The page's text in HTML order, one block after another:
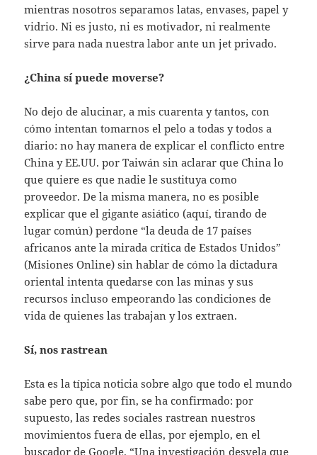
mientras nosotros separamos latas, envases, papel y
vidrio. Ni es justo, ni es motivador, ni realmente
sirve para nada nuestra labor ante un jet privado.
¿China sí puede moverse?
No dejo de alucinar, a mis cuarenta y tantos, con
cómo intentan tomarnos el pelo a todas y todos a
diario: no hay manera de explicar el conflicto entre
China y EE.UU. por Taiwán sin aclarar que China lo
que quiere es que nadie le sustituya como
proveedor. De la misma manera, no es posible
explicar que el gigante asiático (aquí, tirando de
lugar común) perdone “la deuda de 17 países
africanos ante la mirada crítica de Estados Unidos”
(Misiones Online) sin hablar de cómo la dictadura
oriental intenta quedarse con las minas y sus
recursos incluso empeorando las condiciones de
vida de quienes las trabajan y los extraen.
Sí, nos rastrean
Esta es la típica noticia sobre algo que todo el mundo
sabe pero que, por fin, se ha confirmado: por
supuesto, las redes sociales rastrean nuestros
movimientos fuera de ellas, por ejemplo, en el
buscador de Google. “Una investigación desvela que